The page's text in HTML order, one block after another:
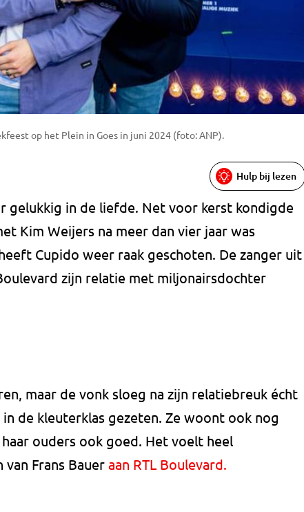
op het Plein in Goes in juni 2024 (foto: ANP).
Hulp bij lezen
gelukkig in de liefde. Net voor kerst kondigde
Kim Weijers na meer dan vier jaar was
Cupido weer raak geschoten. De zanger uit
zijn relatie met miljonairsdochter
maar de vonk sloeg na zijn relatiebreuk écht
de kleuterklas gezeten. Ze woont ook nog
ouders ook goed. Het voelt heel
Frans Bauer aan RTL Boulevard.